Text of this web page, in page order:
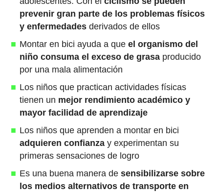
prevenir gran parte de los problemas físicos
y enfermedadesderivados de ellos
Montar en bici ayuda a queel organismo del
niño consuma el exceso de grasaproducido
por una mala alimentación
Los niños que practican actividades físicas
tienen un mejor rendimiento académico y
mayor facilidad de aprendizaje
Los niños que aprenden a montar en bici
adquieren confianzay experimentan su
primeras sensaciones de logro
Es una buena manera de sensibilizarse sobre
los medios alternativos de transporte en